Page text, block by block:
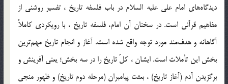
ديدگاه‌هاى امام على‌ عليه السلام در باب فلسفه تاريخ ، تفسير روشنى از
مفاهيم قرآنى است. در سخنان آن امام، فلسفه تاريخ ، با رويكردى كاملاً
آگاهانه و هدف‌مند مورد توجه واقع شده است. آغاز و انجام تاريخ مهم‌ترين
بخش اين تأملات است. ايشان ، كلّ تاريخ را در سه بخش؛ يعنى آفرينش و
برگزيدن آدم (آغاز تاريخ) ، بعثت پيامبران (مرحله دوم تاريخ) و ظهور منجى